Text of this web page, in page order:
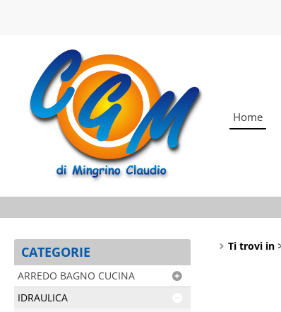
Home
CATEGORIE
ARREDO BAGNO CUCINA
IDRAULICA
Ti trovi in